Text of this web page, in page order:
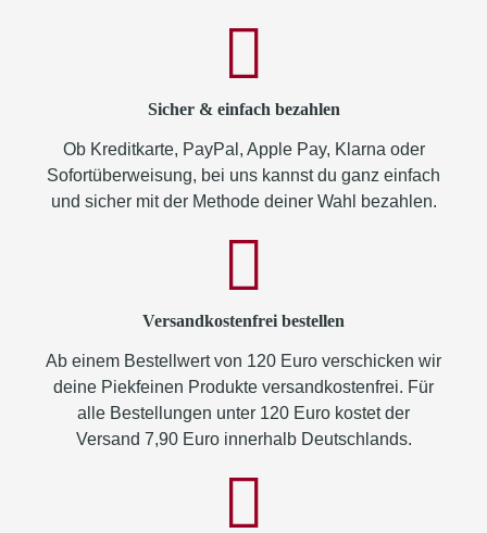
Sicher & einfach bezahlen
Ob Kreditkarte, PayPal, Apple Pay, Klarna oder
Sofortüberweisung, bei uns kannst du ganz einfach
und sicher mit der Methode deiner Wahl bezahlen.
Versandkostenfrei bestellen
Ab einem Bestellwert von 120 Euro verschicken wir
deine Piekfeinen Produkte versandkostenfrei. Für
alle Bestellungen unter 120 Euro kostet der
Versand 7,90 Euro innerhalb Deutschlands.